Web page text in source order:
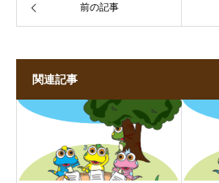
前の記事
関連記事